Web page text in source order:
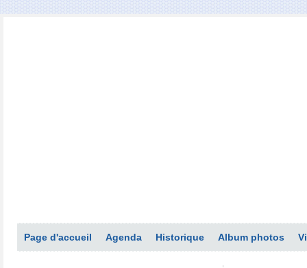
Page d'accueil Agenda Historique Album photos